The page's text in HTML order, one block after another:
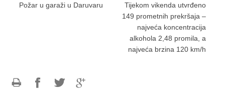
Požar u garaži u Daruvaru
Tijekom vikenda utvrđeno
149 prometnih prekršaja –
najveća koncentracija
alkohola 2,48 promila, a
najveća brzina 120 km/h